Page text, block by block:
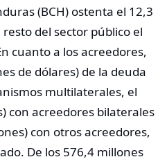
(BCH) ostenta el 12,3
del sector público el
cuanto a los acreedores,
de dólares) de la deuda
multilaterales, el
con acreedores bilaterales
con otros acreedores,
De los 576,4 millones